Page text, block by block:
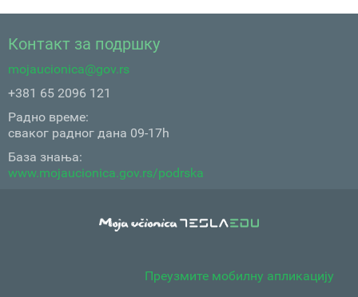
Контакт за подршку
mojaucionica@gov.rs
+381 65 2096 121
Радно време:
сваког радног дана 09-17h
База знања:
www.mojaucionica.gov.rs/podrska
Преузмите мобилну апликацију